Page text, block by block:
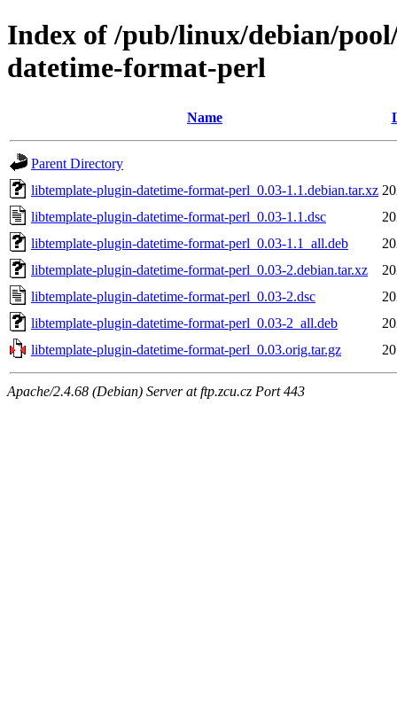
Index of /pub/linux/debian/
datetime-format-perl
Name
Parent Directory
libtemplate-plugin-datetime-format-perl_0.03-1.1.debian.tar.xz
libtemplate-plugin-datetime-format-perl_0.03-1.1.dsc
libtemplate-plugin-datetime-format-perl_0.03-1.1_all.deb
libtemplate-plugin-datetime-format-perl_0.03-2.debian.tar.xz
libtemplate-plugin-datetime-format-perl_0.03-2.dsc
libtemplate-plugin-datetime-format-perl_0.03-2_all.deb
libtemplate-plugin-datetime-format-perl_0.03.orig.tar.gz
Apache/2.4.68 (Debian) Server at ftp.zcu.cz Port 443